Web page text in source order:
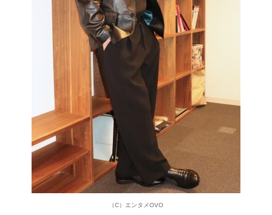
（C）エンタメOVO